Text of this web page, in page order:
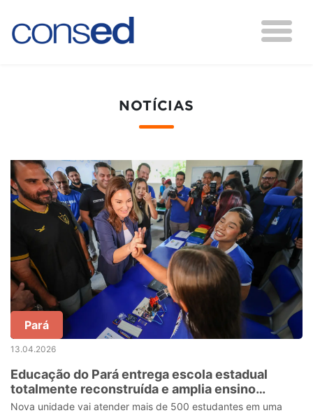
NOTÍCIAS
Pará
13.04.2026
Educação do Pará entrega escola estadual
totalmente reconstruída e amplia ensino
integral em Marabá
Nova unidade vai atender mais de 500 estudantes em uma